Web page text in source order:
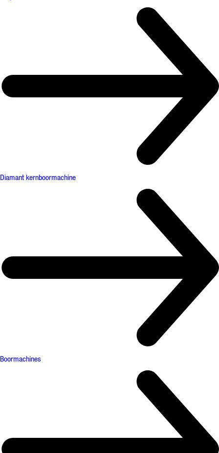
Diamant kernboormachine
Boormachines